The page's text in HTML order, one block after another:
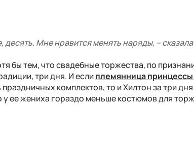
Мне нравится менять наряды, –
бы тем, что свадебные торжества, по
три дня. И еслиплемянница
комплектов, то и Хилтон за три
у ее жениха гораздо меньше костюмов для